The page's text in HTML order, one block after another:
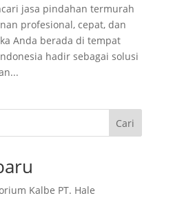
jasa pindahan termurah
profesional, cepat, dan
Anda berada di tempat
hadir sebagai solusi
Cari
Kalbe PT. Hale